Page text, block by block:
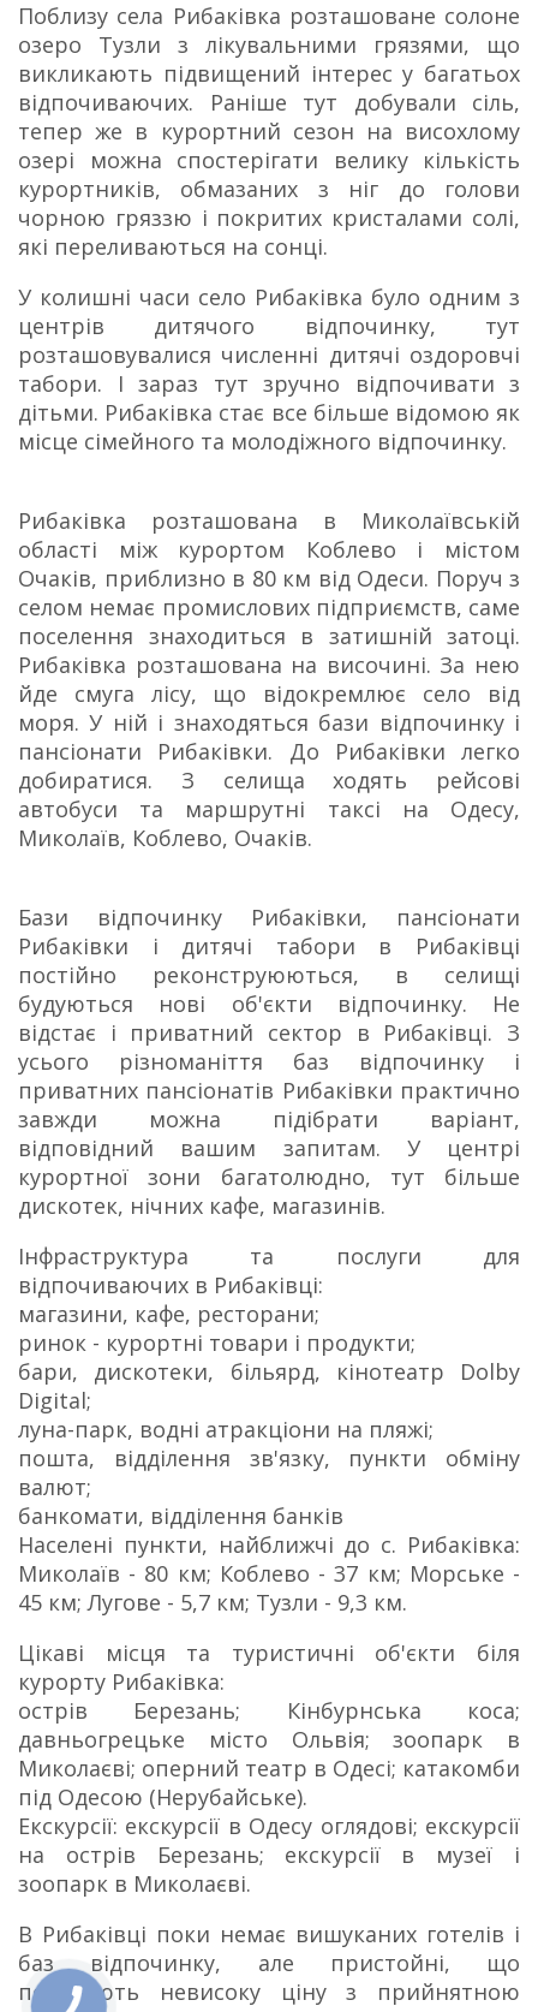
Поблизу села Рибаківка розташоване солоне
озеро Тузли з лікувальними грязями, що
викликають підвищений інтерес у багатьох
відпочиваючих. Раніше тут добували сіль,
тепер же в курортний сезон на висохлому
озері можна спостерігати велику кількість
курортників, обмазаних з ніг до голови
чорною гряззю і покритих кристалами солі,
які переливаються на сонці.
У колишні часи село Рибаківка було одним з
центрів дитячого відпочинку, тут
розташовувалися численні дитячі оздоровчі
табори. І зараз тут зручно відпочивати з
дітьми. Рибаківка стає все більше відомою як
місце сімейного та молодіжного відпочинку.
Рибаківка розташована в Миколаївській
області між курортом Коблево і містом
Очаків, приблизно в 80 км від Одеси. Поруч з
селом немає промислових підприємств, саме
поселення знаходиться в затишній затоці.
Рибаківка розташована на височині. За нею
йде смуга лісу, що відокремлює село від
моря. У ній і знаходяться бази відпочинку і
пансіонати Рибаківки. До Рибаківки легко
добиратися. З селища ходять рейсові
автобуси та маршрутні таксі на Одесу,
Миколаїв, Коблево, Очаків.
Бази відпочинку Рибаківки, пансіонати
Рибаківки і дитячі табори в Рибаківці
постійно реконструюються, в селищі
будуються нові об'єкти відпочинку. Не
відстає і приватний сектор в Рибаківці. З
усього різноманіття баз відпочинку і
приватних пансіонатів Рибаківки практично
завжди можна підібрати варіант,
відповідний вашим запитам. У центрі
курортної зони багатолюдно, тут більше
дискотек, нічних кафе, магазинів.
Інфраструктура та послуги для
відпочиваючих в Рибаківці:
магазини, кафе, ресторани;
ринок - курортні товари і продукти;
бари, дискотеки, більярд, кінотеатр Dolby
Digital;
луна-парк, водні атракціони на пляжі;
пошта, відділення зв'язку, пункти обміну
валют;
банкомати, відділення банків
Населені пункти, найближчі до с. Рибаківка:
Миколаїв - 80 км; Коблево - 37 км; Морське -
45 км; Лугове - 5,7 км; Тузли - 9,3 км.
Цікаві місця та туристичні об'єкти біля
курорту Рибаківка:
острів Березань; Кінбурнська коса;
давньогрецьке місто Ольвія; зоопарк в
Миколаєві; оперний театр в Одесі; катакомби
під Одесою (Нерубайське).
Екскурсії: екскурсії в Одесу оглядові; екскурсії
на острів Березань; екскурсії в музеї і
зоопарк в Миколаєві.
В Рибаківці поки немає вишуканих готелів і
баз відпочинку, але пристойні, що
поєднують невисоку ціну з прийнятною